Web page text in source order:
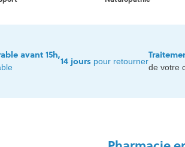
avant 15h,
14 jours pour retourner
de votre